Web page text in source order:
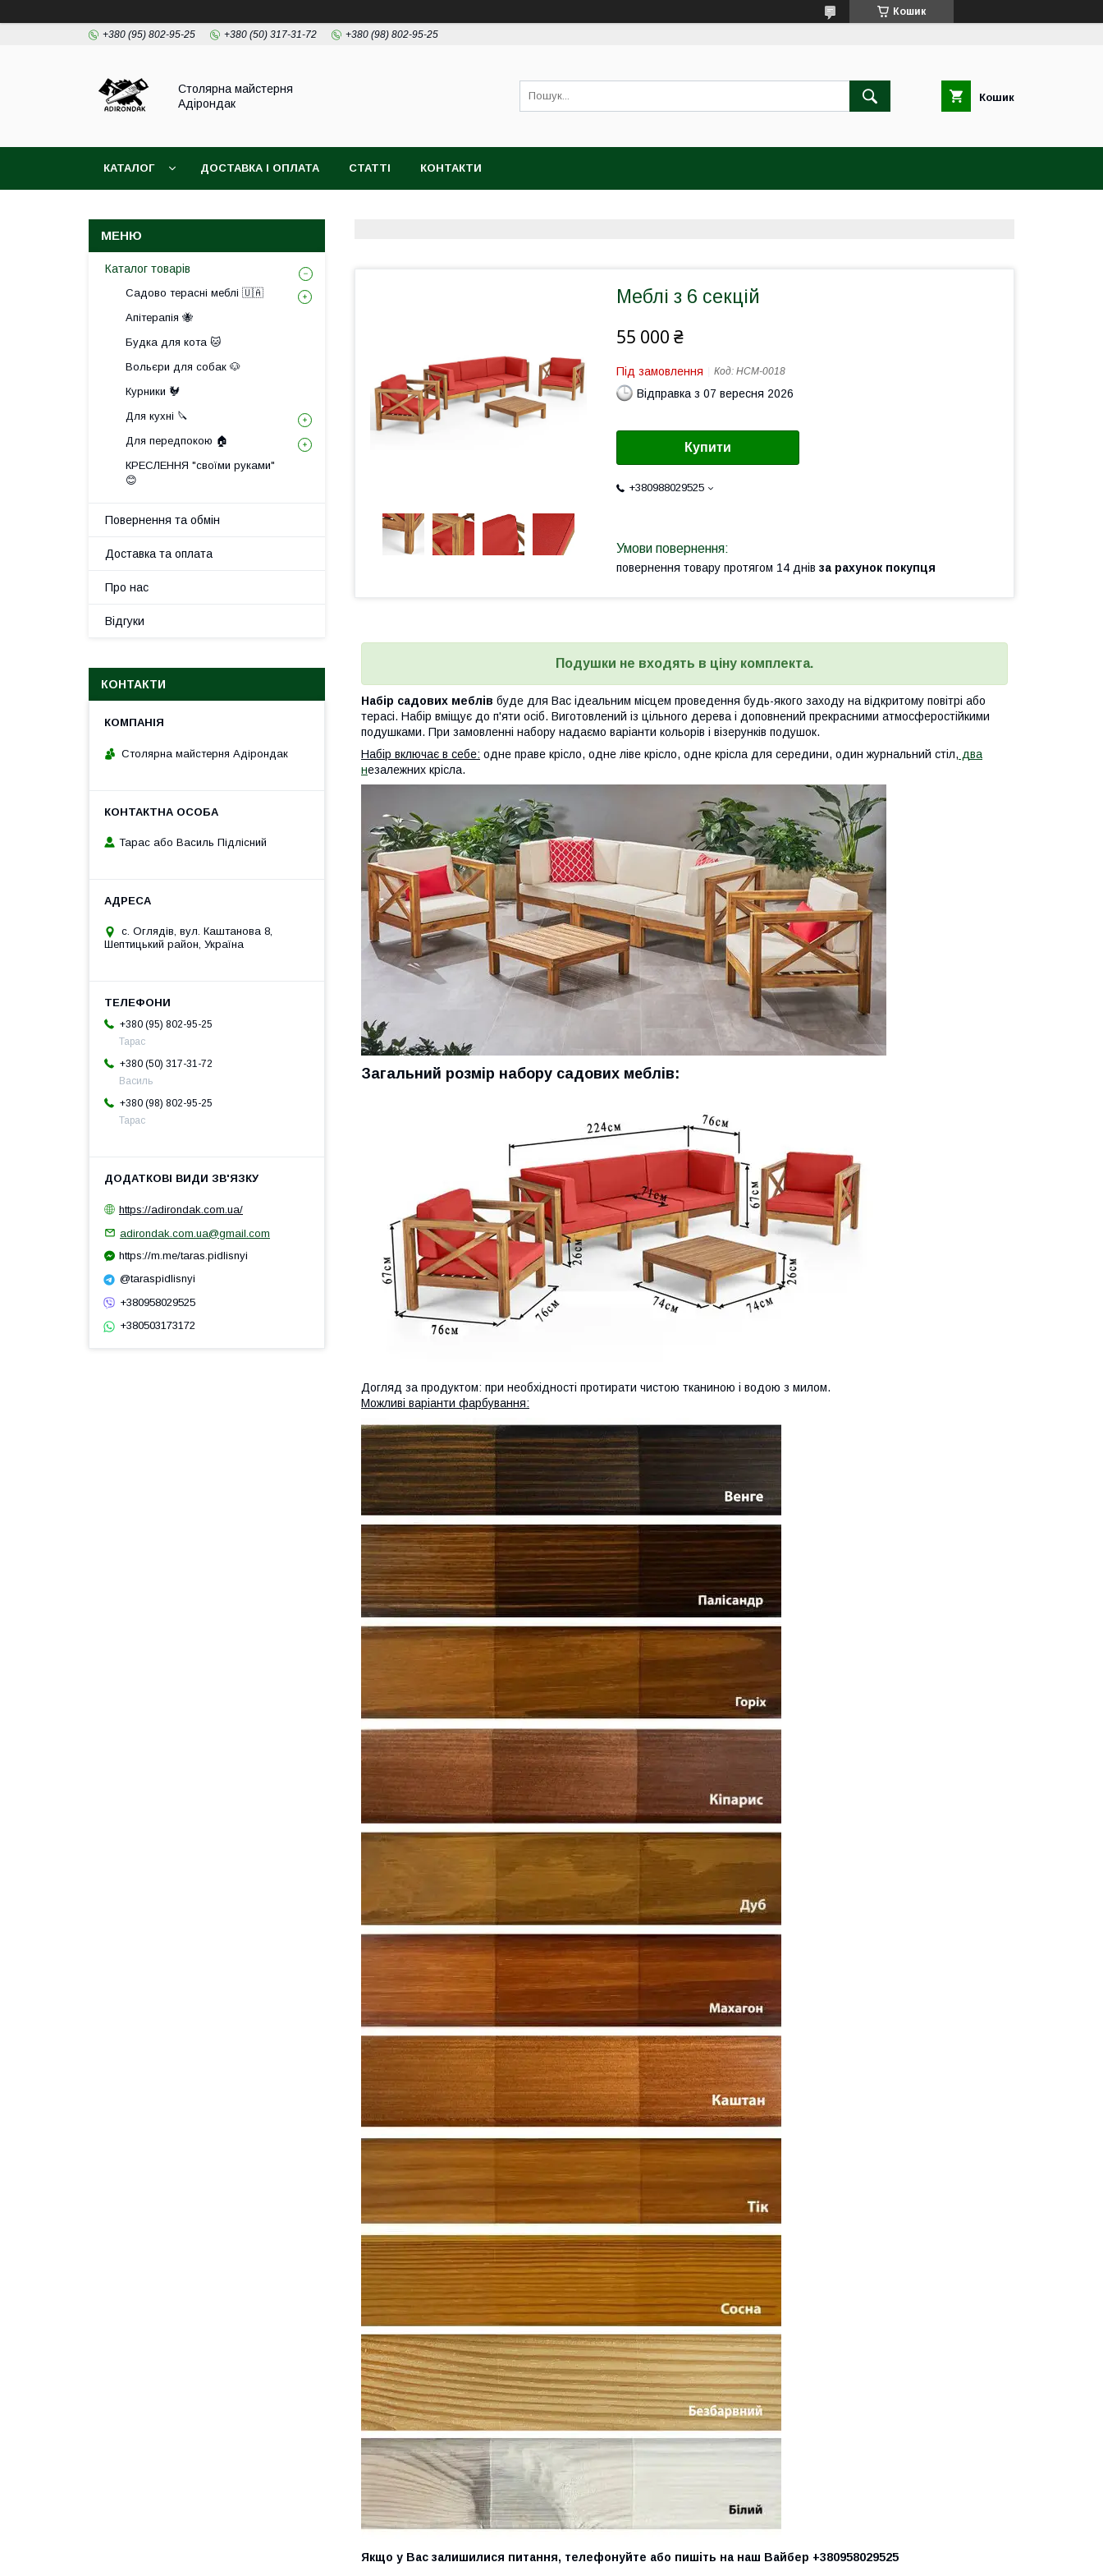
Кошик
+380 (95) 802-95-25 +380 (50) 317-31-72 +380 (98) 802-95-25
Столярна майстерня
Адірондак
Кошик
КАТАЛОГ ДОСТАВКА І ОПЛАТА СТАТТІ КОНТАКТИ
Меблі з 6 секцій
55 000 ₴
Під замовлення Код: НСМ-0018
Відправка з 07 вересня 2026
Купити
+380988029525
повернення товару протягом 14 днів за рахунок покупця
Подушки не входять в ціну комплекта.
Набір садових меблів буде для Вас ідеальним місцем проведення будь-якого заходу на відкритому повітрі або
терасі. Набір вміщує до п'яти осіб. Виготовлений із цільного дерева і доповнений прекрасними атмосферостійкими
подушками. При замовленні набору надаємо варіанти кольорів і візерунків подушок.
Набір включає в себе: одне праве крісло, одне ліве крісло, одне крісла для середини, один журнальний стіл, два
незалежних крісла.
Загальний розмір набору садових меблів:
Догляд за продуктом: при необхідності протирати чистою тканиною і водою з милом.
Можливі варіанти фарбування:
Якщо у Вас залишилися питання, телефонуйте або пишіть на наш Вайбер +380958029525
Каталог товарів
Садово терасні меблі 🇺🇦
Апітерапія 🐝
Будка для кота 🐱
Вольєри для собак 🐶
Курники 🐓
Для кухні 🔪
Для передпокою 🏠
КРЕСЛЕННЯ "своїми руками"
😊
Повернення та обмін
Доставка та оплата
Про нас
Відгуки
КОНТАКТИ
Столярна майстерня Адірондак
Тарас або Василь Підлісний
с. Оглядів, вул. Каштанова 8,
Шептицький район, Україна
+380 (95) 802-95-25
Тарас
+380 (50) 317-31-72
Василь
+380 (98) 802-95-25
Тарас
https://adirondak.com.ua/
adirondak.com.ua@gmail.com
https://m.me/taras.pidlisnyi
@taraspidlisnyi
+380958029525
+380503173172